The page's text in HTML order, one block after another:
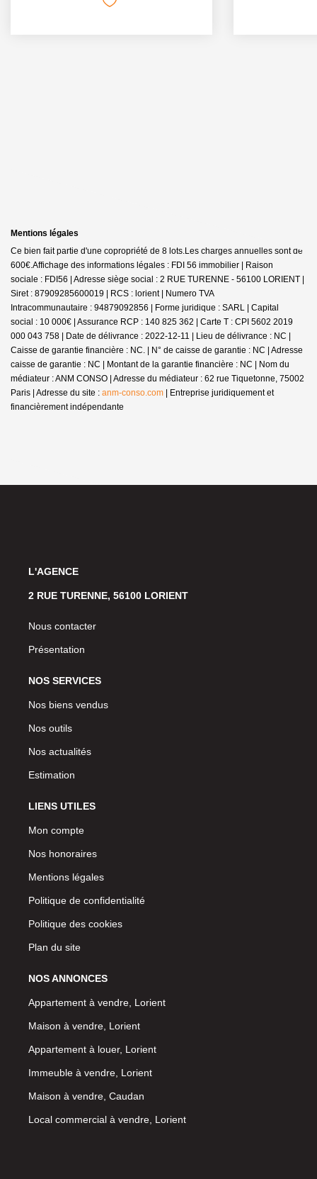
Mentions légales
Ce bien fait partie d'une copropriété de 8 lots.Les charges annuelles sont de
600€.Affichage des informations légales : FDI 56 immobilier | Raison
sociale : FDI56 | Adresse siège social : 2 RUE TURENNE - 56100 LORIENT |
Siret : 87909285600019 | RCS : lorient | Numero TVA
Intracommunautaire : 94879092856 | Forme juridique : SARL | Capital
social : 10 000€ | Assurance RCP : 140 825 362 | Carte T : CPI 5602 2019
000 043 758 | Date de délivrance : 2022-12-11 | Lieu de délivrance : NC |
Caisse de garantie financière : NC. | N° de caisse de garantie : NC | Adresse
caisse de garantie : NC | Montant de la garantie financière : NC | Nom du
médiateur : ANM CONSO | Adresse du médiateur : 62 rue Tiquetonne, 75002
Paris | Adresse du site : anm-conso.com | Entreprise juridiquement et
financièrement indépendante
L'AGENCE
2 RUE TURENNE, 56100 LORIENT
Nous contacter
Présentation
NOS SERVICES
Nos biens vendus
Nos outils
Nos actualités
Estimation
LIENS UTILES
Mon compte
Nos honoraires
Mentions légales
Politique de confidentialité
Politique des cookies
Plan du site
NOS ANNONCES
Appartement à vendre, Lorient
Maison à vendre, Lorient
Appartement à louer, Lorient
Immeuble à vendre, Lorient
Maison à vendre, Caudan
Local commercial à vendre, Lorient